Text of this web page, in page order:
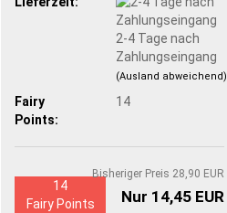
2-4 Tage nach
Zahlungseingang
(Ausland abweichend)
Fairy
Points:
14
Bisheriger Preis 28,90 EUR
Nur 14,45 EUR
14
Fairy Points